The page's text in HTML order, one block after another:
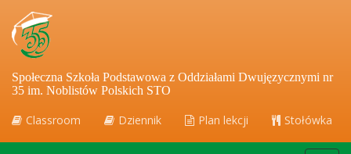
Społeczna Szkoła Podstawowa z Oddziałami Dwujęzycznymi nr
35 im. Noblistów Polskich STO
Classroom Dziennik Plan lekcji Stołówka